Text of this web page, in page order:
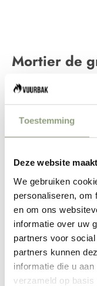
Toestemming
Deze website
We gebruiken
personaliseren, om
en om ons
informatie over uw
partners voor
partners kunnen
informatie die u
verzameld op basis
Mortier de
Suppléments
Ce mortier en granit
broyer des herbes,
au granit dur, il est
tels que des grains
et le broyage libère
saveur. Utilisez
de curry, la